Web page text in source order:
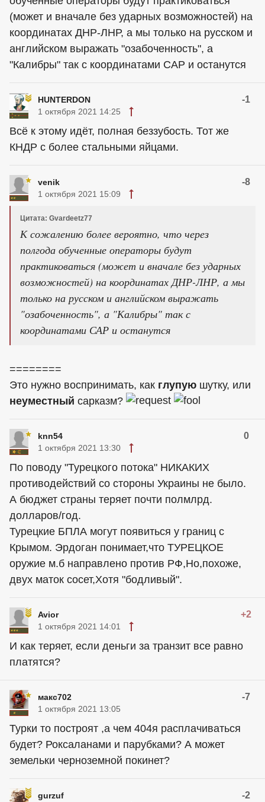
(может и вначале без ударных возможностей) на
координатах ДНР-ЛНР, а мы только на русском и
английском выражать "озабоченность", а
"Калибры" так с координатами САР и останутся
HUNTERDON -1
1 октября 2021 14:25
Всё к этому идёт, полная беззубость. Тот же
КНДР с более стальными яйцами.
venik -8
1 октября 2021 15:09
Цитата: Gvardeetz77
К сожалению более вероятно, что через
полгода обученные операторы будут
практиковаться (может и вначале без ударных
возможностей) на координатах ДНР-ЛНР, а мы
только на русском и английском выражать
"озабоченность", а "Калибры" так с
координатами САР и останутся
========
Это нужно воспринимать, как глупую шутку, или
неуместный сарказм?
knn54 0
1 октября 2021 13:30
По поводу "Турецкого потока" НИКАКИХ
противодействий со стороны Украины не было.
А бюджет страны теряет почти полмлрд.
долларов/год.
Турецкие БПЛА могут появиться у границ с
Крымом. Эрдоган понимает,что ТУРЕЦКОЕ
оружие м.б направлено против РФ,Но,похоже,
двух маток сосет,Хотя "бодливый".
Avior +2
1 октября 2021 14:01
И как теряет, если деньги за транзит все равно
платятся?
макс702 -7
1 октября 2021 13:05
Турки то построят ,а чем 404я расплачиваться
будет? Роксаланами и парубками? А может
земельки черноземной покинет?
gurzuf -2